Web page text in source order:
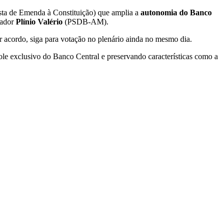
de Emenda à Constituição) que amplia a autonomia do Banco
Plínio Valério (PSDB-AM).
siga para votação no plenário ainda no mesmo dia.
exclusivo do Banco Central e preservando características como a